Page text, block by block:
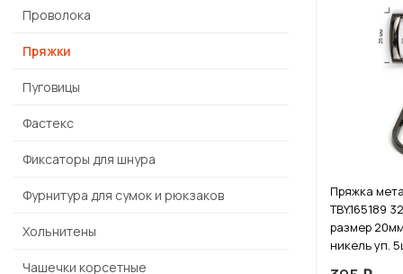
Пряжка
TBY.165189
размер
никель уп.
Проволока
Пряжки
Пуговицы
Фастекс
Фиксаторы для шнура
Фурнитура для сумок и рюкзаков
Хольнитены
Чашечки корсетные